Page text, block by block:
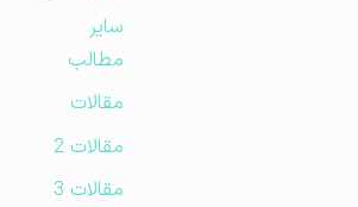
مطالب
مقالات
مقالات 2
مقالات 3